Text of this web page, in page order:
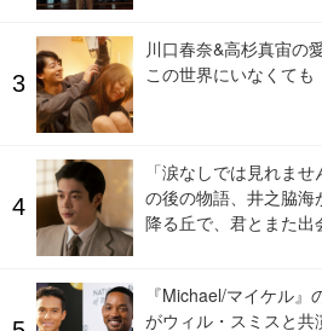
川口春奈&高杉真宙の
この世界にいなくて
「涙なしでは見れま
の後の物語、井之脇海
降る丘で、君とまた出
『Michael/マイケル』
がウィル・スミスと